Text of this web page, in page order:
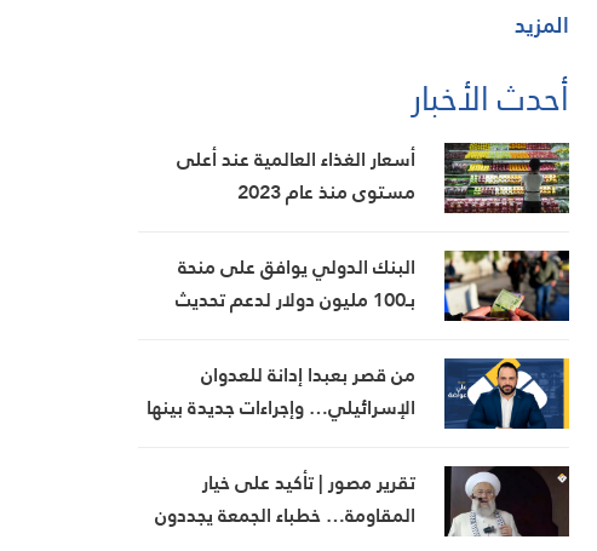
المزيد
أحدث الأخبار
أسعار الغذاء العالمية عند أعلى
مستوى منذ عام 2023
البنك الدولي يوافق على منحة
بـ100 مليون دولار لدعم تحديث
من قصر بعبدا إدانة للعدوان
الإسرائيلي… وإجراءات جديدة بينها
تقرير مصور | تأكيد على خيار
المقاومة… خطباء الجمعة يجددون